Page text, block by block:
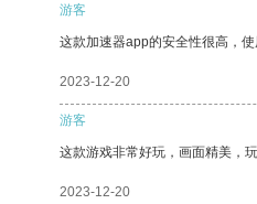
游客
这款加速器app的安全性很高，
2023-12-20
游客
这款游戏非常好玩，画面精美，
2023-12-20